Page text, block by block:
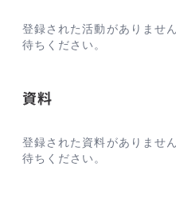
登録された活動がありませ
待ちください。
資料
登録された資料がありませ
待ちください。